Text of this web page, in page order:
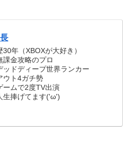
年（XBOXが大好き）
課金攻略のプロ
ッドディープ世界ランカー
ウト4ガチ勢
ームで2度TV出演
生捧げてます('ω')